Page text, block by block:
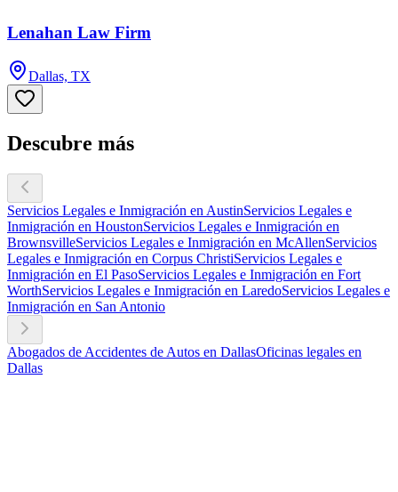
Lenahan Law Firm
Dallas, TX
Descubre más
Servicios Legales e Inmigración en AustinServicios Legales e
Inmigración en HoustonServicios Legales e Inmigración en
BrownsvilleServicios Legales e Inmigración en McAllenServicios
Legales e Inmigración en Corpus ChristiServicios Legales e
Inmigración en El PasoServicios Legales e Inmigración en Fort
WorthServicios Legales e Inmigración en LaredoServicios Legales e
Inmigración en San Antonio
Abogados de Accidentes de Autos en DallasOficinas legales en
Dallas